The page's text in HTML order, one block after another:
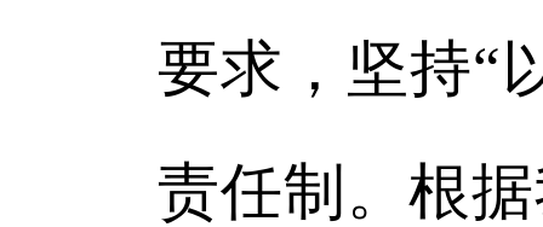
要求，坚持“
责任制。根